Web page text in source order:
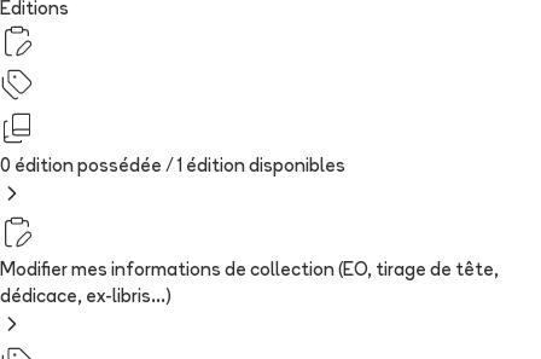
Editions
0 édition possédée / 1 édition disponibles
Modifier mes informations de collection (EO, tirage de tête,
dédicace, ex-libris...)